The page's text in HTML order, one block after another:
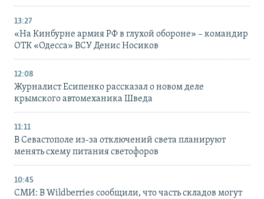
13:27
«На Кинбурне армия РФ в глухой обороне» – командир
ОТК «Одесса» ВСУ Денис Носиков
12:08
Журналист Есипенко рассказал о новом деле
крымского автомеханика Шведа
11:11
В Севастополе из-за отключений света планируют
менять схему питания светофоров
10:45
СМИ: В Wildberries сообщили, что часть складов могут